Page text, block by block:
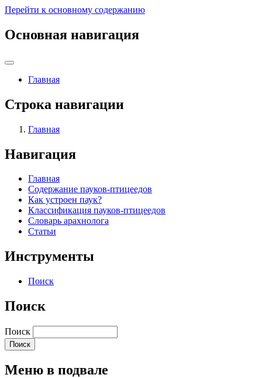
Перейти к основному содержанию
Основная навигация
Главная
Строка навигации
Главная
Навигация
Главная
Содержание пауков-птицеедов
Как устроен паук?
Классификация пауков-птицеедов
Словарь арахнолога
Статьи
Инструменты
Поиск
Поиск
Поиск
Меню в подвале